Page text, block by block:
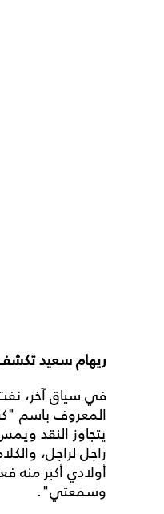
ريهام سعيد
في سياق آخر،
المعروف باسم
يتجاوز النقد
راجل لراجل،
أولادي أكبر منه
وسمعتي".